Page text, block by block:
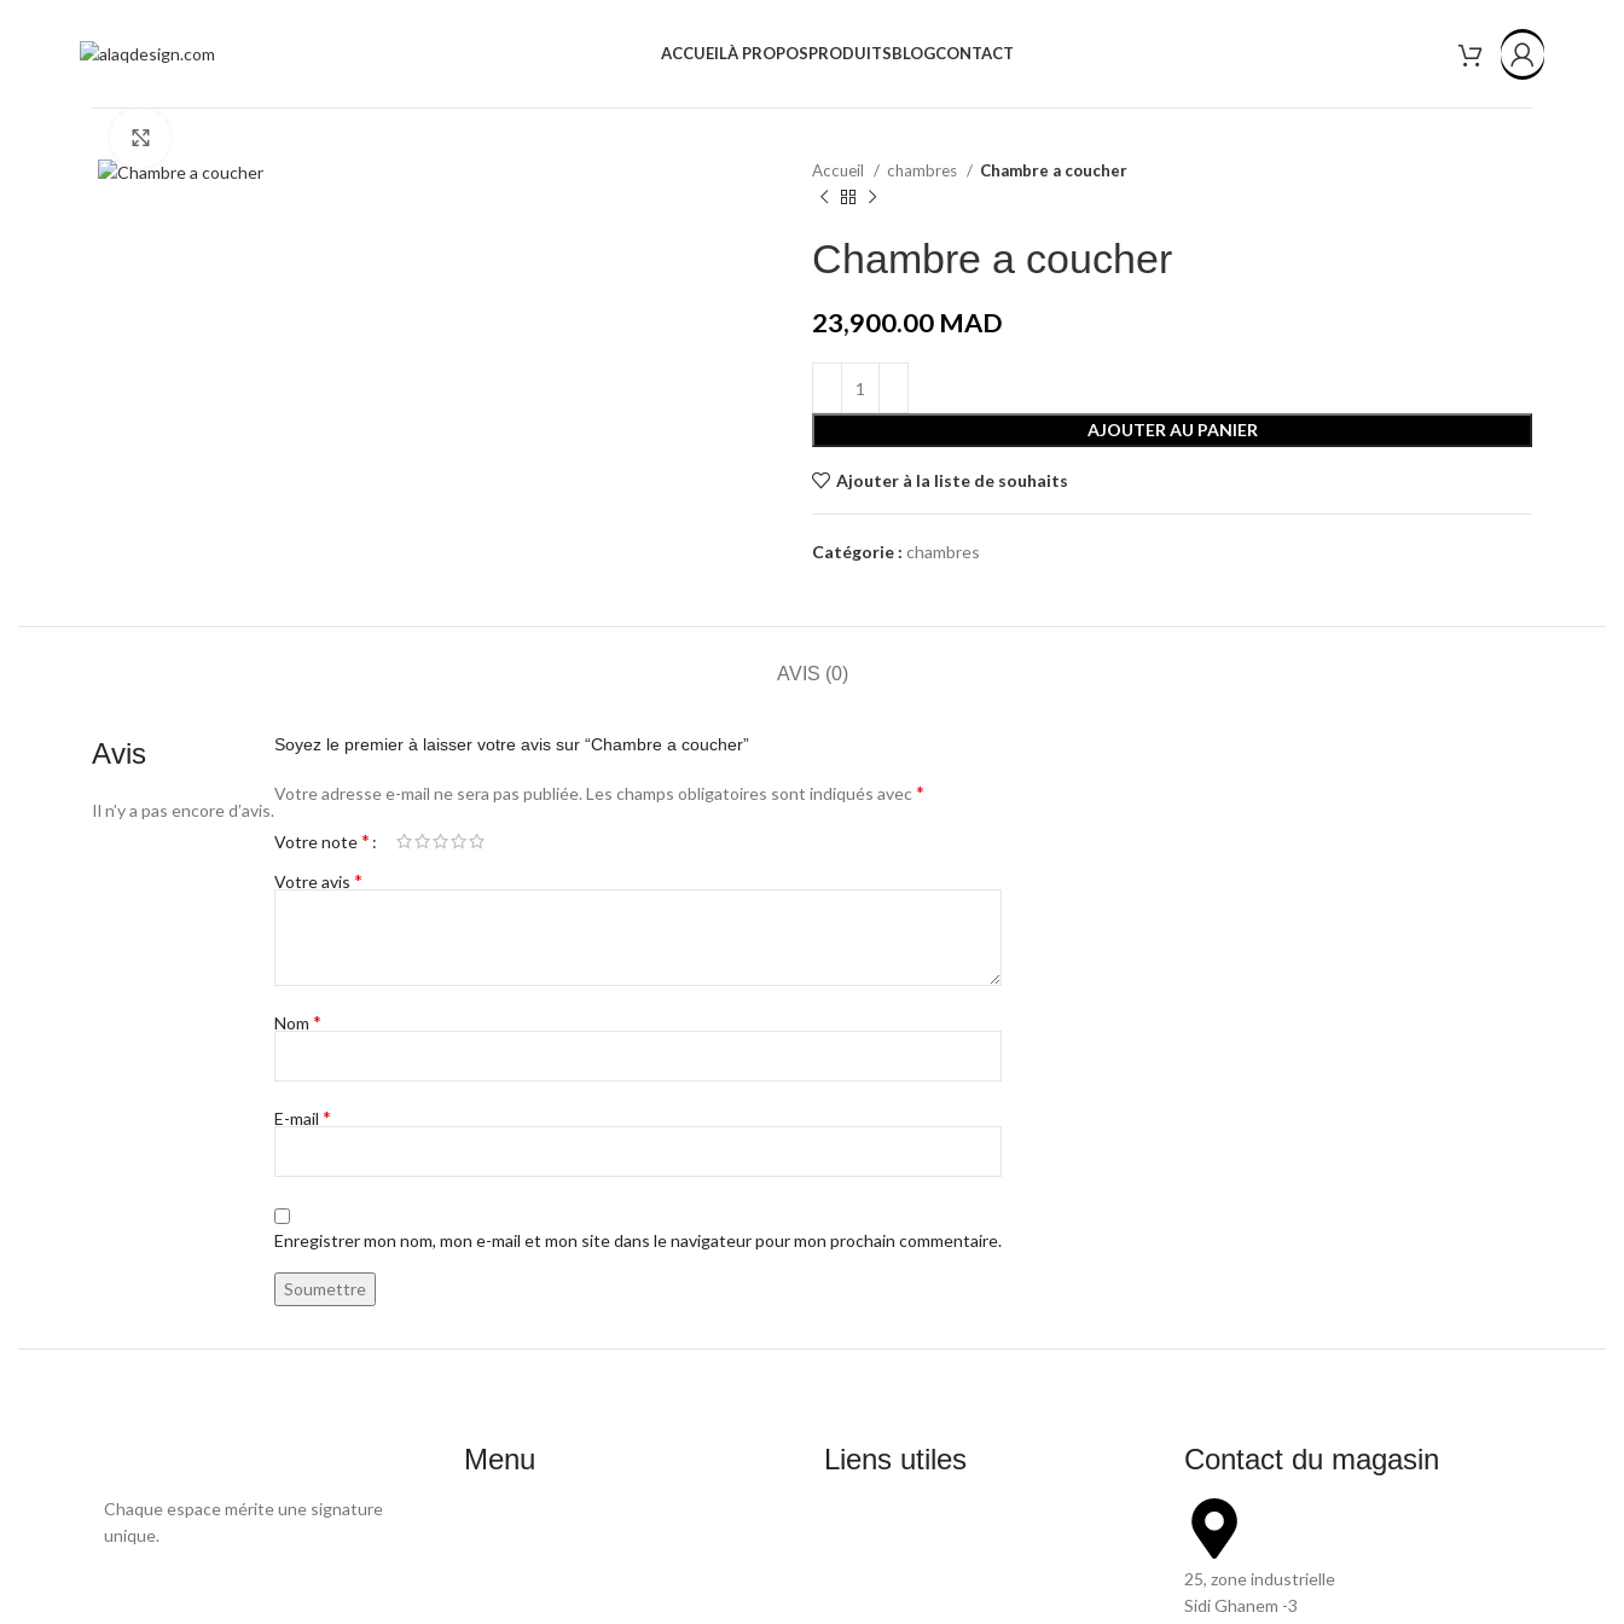
ACCUEILÀ PROPOSPRODUITSBLOGCONTACT
Accueil chambres Chambre a coucher
Chambre a coucher
23,900.00 MAD
AJOUTER AU PANIER
Ajouter à la liste de souhaits
Catégorie : chambres
AVIS (0)
Avis
Il n’y a pas encore d’avis.
Soyez le premier à laisser votre avis sur “Chambre a coucher”
Votre adresse e-mail ne sera pas publiée. Les champs obligatoires sont indiqués avec*
Votre note*
Votre avis *
Nom *
E-mail *
Enregistrer mon nom, mon e-mail et mon site dans le navigateur pour mon prochain commentaire.
Chaque espace mérite une signature
unique.
Menu Liens utiles Contact du magasin
25, zone industrielle
Sidi Ghanem -3